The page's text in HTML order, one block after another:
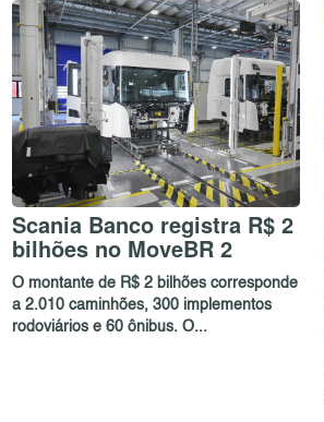
Scania Banco registra R$ 2
bilhões no MoveBR 2
O montante de R$ 2 bilhões corresponde
a 2.010 caminhões, 300 implementos
rodoviários e 60 ônibus. O...